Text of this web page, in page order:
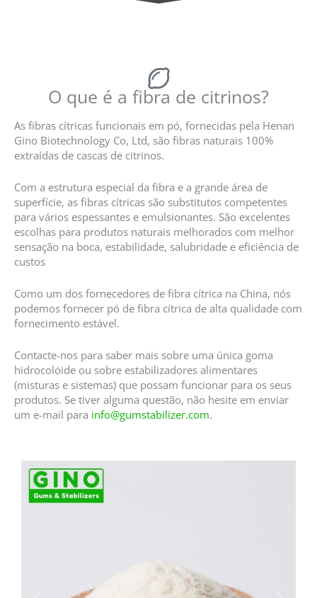
O que é a fibra de citrinos?
As fibras cítricas funcionais em pó, fornecidas pela Henan
Gino Biotechnology Co, Ltd, são fibras naturais 100%
extraídas de cascas de citrinos.
Com a estrutura especial da fibra e a grande área de
superfície, as fibras cítricas são substitutos competentes
para vários espessantes e emulsionantes. São excelentes
escolhas para produtos naturais melhorados com melhor
sensação na boca, estabilidade, salubridade e eficiência de
custos
Como um dos fornecedores de fibra cítrica na China, nós
podemos fornecer pó de fibra cítrica de alta qualidade com
fornecimento estável.
Contacte-nos para saber mais sobre uma única goma
hidrocolóide ou sobre estabilizadores alimentares
(misturas e sistemas) que possam funcionar para os seus
produtos. Se tiver alguma questão, não hesite em enviar
um e-mail para info@gumstabilizer.com.